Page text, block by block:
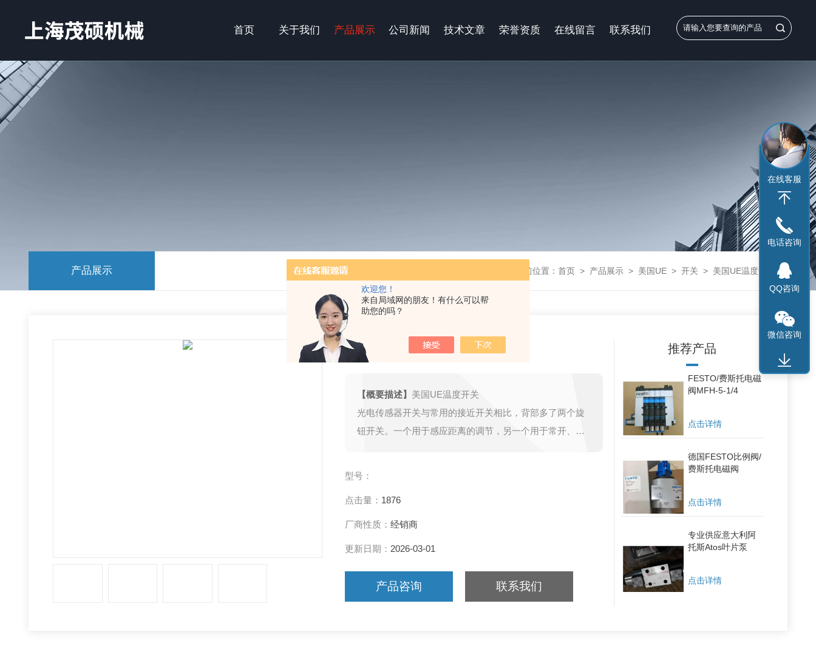
欢迎您！
来自局域网的朋友！有什么可以帮
助您的吗？
首页 关于我们 产品展示 公司新闻 技术文章 荣誉资质 在线留言 联系我们
产品展示 当前位置： 首页> 产品展示> 美国UE> 开关 > 美国UE温度开关
美国UE温度开关
【概要描述】 美国UE温度开关
光电传感器开关与常用的接近开关相比，背部多了两个旋
钮开关。一个用于感应距离的调节，另一个用于常开、常
型号：
点击量： 1876
厂商性质： 经销商
更新日期： 2026-03-01
产品咨询 联系我们
推荐产品
FESTO/费斯托电磁
阀MFH-5-1/4
点击详情
德国FESTO比例阀/
费斯托电磁阀
点击详情
专业供应意大利阿
托斯Atos叶片泵
点击详情
在线客服
电话咨询
QQ咨询
微信咨询